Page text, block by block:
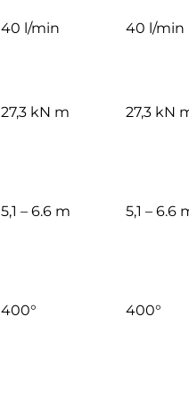
40 l/min 40 l/min
27,3 kN m 27,3 kN
5,1 – 6.6 m 5,1 – 6.6
400° 400°